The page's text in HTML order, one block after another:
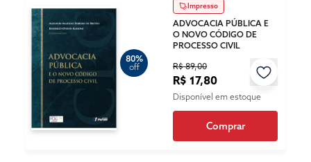
80%
off
Impresso
ADVOCACIA PÚBLICA E
O NOVO CÓDIGO DE
PROCESSO CIVIL
R$ 89,00
R$ 17,80
Disponível em estoque
Comprar